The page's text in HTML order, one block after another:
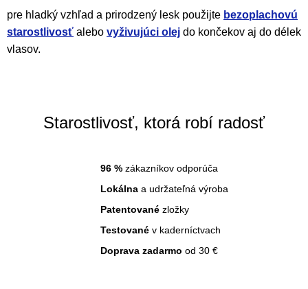
r
v
p
s
u
pre hladký vzhľad a prirodzený lesk použijte bezoplachovú
starostlivosť alebo vyživujúci olej do končekov aj do délek
vlasov.
Starostlivosť, ktorá robí radosť
96 % zákazníkov odporúča
Lokálna a udržateľná výroba
Patentované zložky
Testované v kaderníctvach
Doprava zadarmo od 30 €